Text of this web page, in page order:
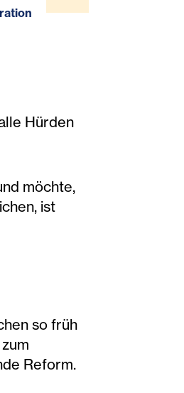
Hürden
möchte,
ist
so früh
Reform.